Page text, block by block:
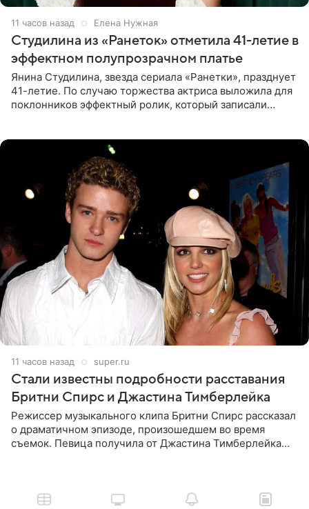
11 часов назад Елена Нужная
Студилина из «Ранеток» отметила 41-летие в
эффектном полупрозрачном платье
Янина Студилина, звезда сериала «Ранетки», празднует
41-летие. По случаю торжества актриса выложила для
поклонников эффектный ролик, который записали
11 часов назад super.ru
Стали известны подробности расставания
Бритни Спирс и Джастина Тимберлейка
Режиссер музыкального клипа Бритни Спирс рассказал
о драматичном эпизоде, произошедшем во время
съемок. Певица получила от Джастина Тимберлейка